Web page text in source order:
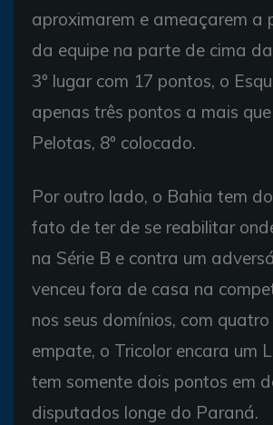
aproximarem e ameaçarem a
da equipe na parte de cima
3º lugar com 17 pontos, o
apenas três pontos a mais
Pelotas, 8º colocado.
Por outro lado, o Bahia tem
fato de ter de se reabilitar
na Série B e contra um
venceu fora de casa na
nos seus domínios, com
empate, o Tricolor encara um
tem somente dois pontos em
disputados longe do Paraná.